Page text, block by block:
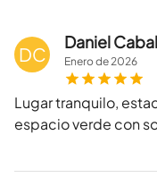
DC
Daniel
Enerode2026
Lugar tranquilo,
espacio verde con